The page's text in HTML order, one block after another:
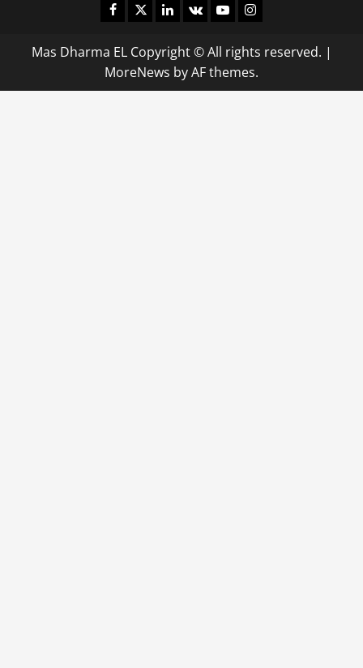
Facebook
TwitterLinkedin
VK YoutubeInstagram
Mas Dharma EL Copyright © All rights reserved. |
MoreNews by AF themes.